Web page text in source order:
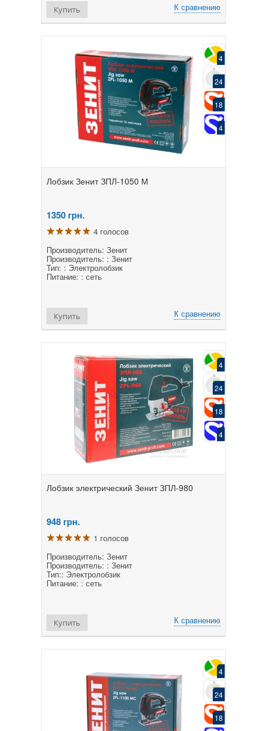
К сравнению
Купить
4
24
18
4
Лобзик Зенит ЗПЛ-1050 М
1350 грн.
4 голосов
Производитель: Зенит
Производитель: : Зенит
Тип: : Электролобзик
Питание: : сеть
К сравнению
Купить
4
24
18
4
Лобзик электрический Зенит ЗПЛ-980
948 грн.
1 голосов
Производитель: Зенит
Производитель: : Зенит
Тип:: Электролобзик
Питание: : сеть
К сравнению
Купить
4
24
18